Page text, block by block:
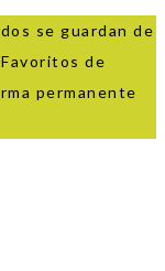
se guardan de
de
permanente